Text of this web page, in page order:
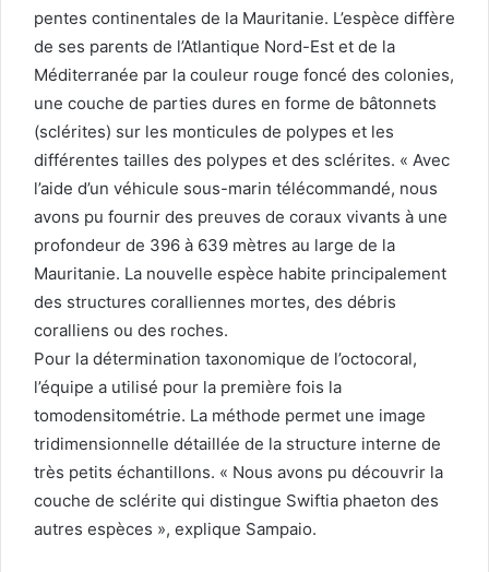
pentes continentales de la Mauritanie. L’espèce diffère
de ses parents de l’Atlantique Nord-Est et de la
Méditerranée par la couleur rouge foncé des colonies,
une couche de parties dures en forme de bâtonnets
(sclérites) sur les monticules de polypes et les
différentes tailles des polypes et des sclérites. « Avec
l’aide d’un véhicule sous-marin télécommandé, nous
avons pu fournir des preuves de coraux vivants à une
profondeur de 396 à 639 mètres au large de la
Mauritanie. La nouvelle espèce habite principalement
des structures coralliennes mortes, des débris
coralliens ou des roches.
Pour la détermination taxonomique de l’octocoral,
l’équipe a utilisé pour la première fois la
tomodensitométrie. La méthode permet une image
tridimensionnelle détaillée de la structure interne de
très petits échantillons. « Nous avons pu découvrir la
couche de sclérite qui distingue Swiftia phaeton des
autres espèces », explique Sampaio.